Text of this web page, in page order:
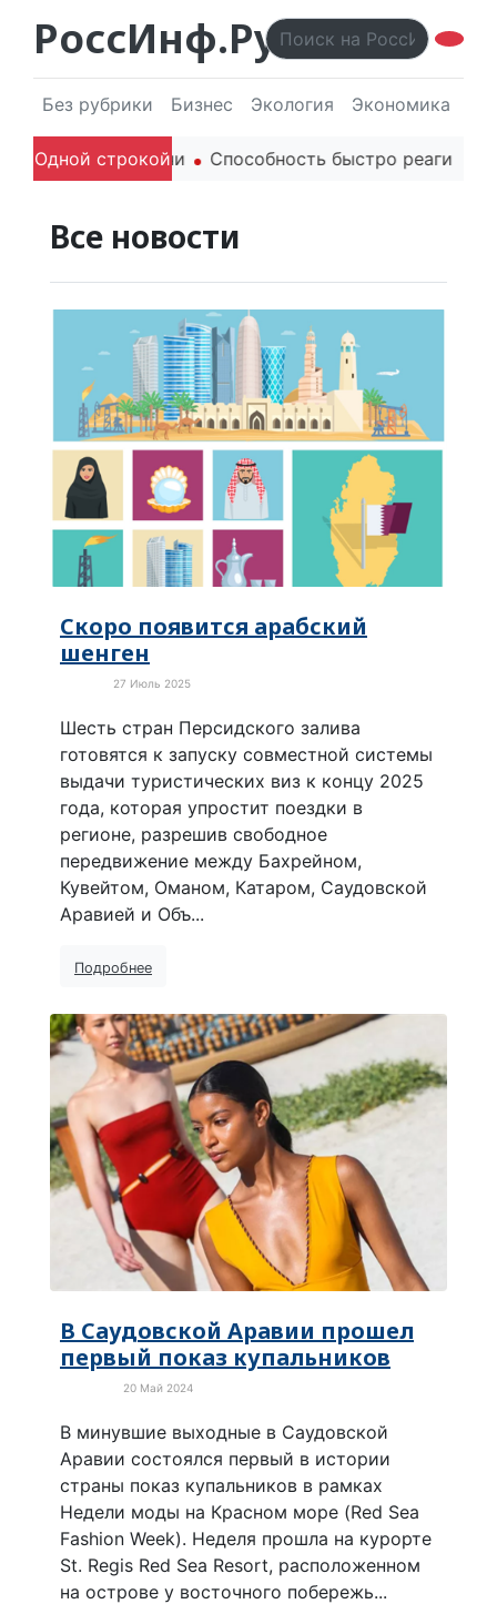
РоссИнф.Ру
Без рубрики Бизнес Экология Экономика
Одной строкой
в речи Способность быстро реагировать
Все новости
Скоро появится арабский
шенген
27 Июль 2025
Шесть стран Персидского залива
готовятся к запуску совместной системы
выдачи туристических виз к концу 2025
года, которая упростит поездки в
регионе, разрешив свободное
передвижение между Бахрейном,
Кувейтом, Оманом, Катаром, Саудовской
Аравией и Объ...
Подробнее
В Саудовской Аравии прошел
первый показ купальников
20 Май 2024
В минувшие выходные в Саудовской
Аравии состоялся первый в истории
страны показ купальников в рамках
Недели моды на Красном море (Red Sea
Fashion Week). Неделя прошла на курорте
St. Regis Red Sea Resort, расположенном
на острове у восточного побережь...